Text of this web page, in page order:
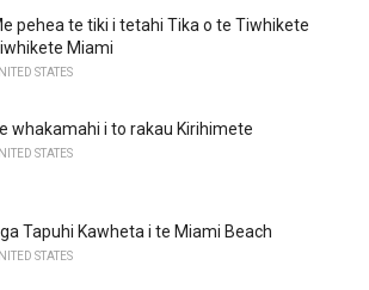
pehea te tiki i tetahi Tika o te Tiwhikete
Miami
STATES
whakamahi i to rakau Kirihimete
STATES
Tapuhi Kawheta i te Miami Beach
STATES